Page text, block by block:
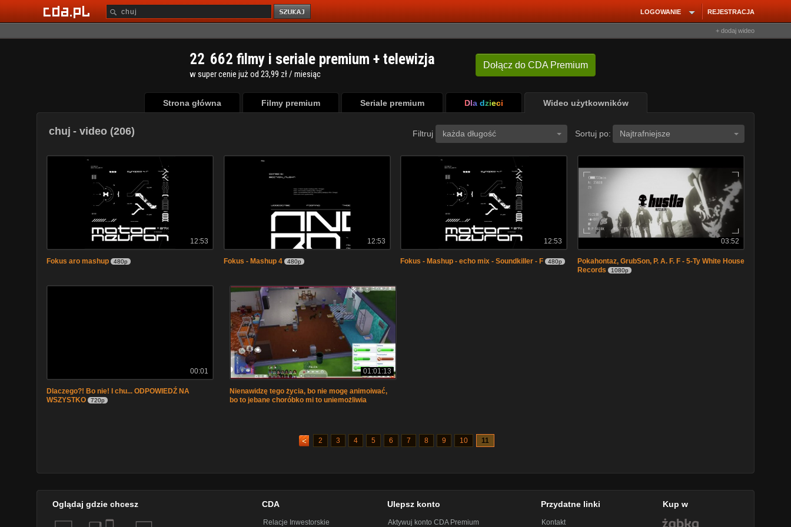
REJESTRACJA
LOGOWANIE
+ dodaj wideo
Dołącz do CDA Premium
22 662 filmy i seriale premium + telewizja
w super cenie już od 23,99 zł / miesiąc
Strona główna Filmy premium Seriale premium Dla dzieci Wideo użytkowników
chuj - video (206) Filtruj każda długość Sortuj po: Najtrafniejsze
12:53
Fokus aro mashup 480p
12:53
Fokus - Mashup 4 480p
12:53
Fokus - Mashup - echo mix - Soundkiller - F 480p
03:52
Pokahontaz, GrubSon, P. A. F. F - 5-Ty White House
Records
1080p
00:01
Dlaczego?! Bo nie! I chu... ODPOWIEDŹ NA
WSZYSTKO
720p
01:01:13
Nienawidzę tego życia, bo nie mogę animoiwać,
bo to jebane choróbko mi to uniemożliwia
2 3 4 5 6 7 8 9 10 11
Oglądaj gdzie chcesz CDA
Relacje Inwestorskie
Ulepsz konto
Aktywuj konto CDA Premium
Przydatne linki
Kontakt
Kup w